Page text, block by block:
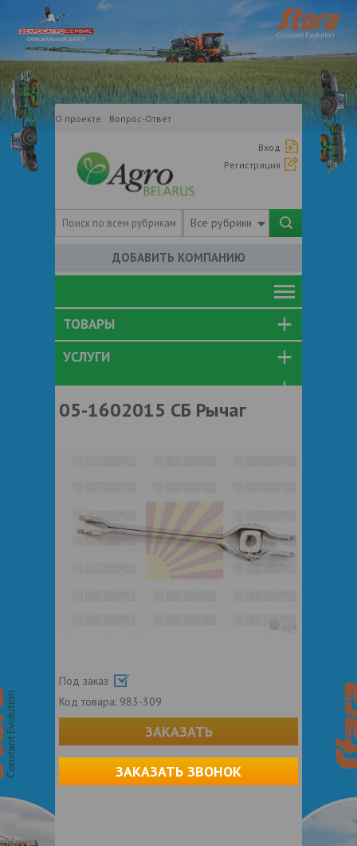
О проекте Вопрос-Ответ
Вход
Регистрация
Все рубрики
ДОБАВИТЬ КОМПАНИЮ
ТОВАРЫ
УСЛУГИ
05-1602015 СБ Рычаг
Под заказ
Код товара: 983-309
ЗАКАЗАТЬ
ЗАКАЗАТЬ ЗВОНОК